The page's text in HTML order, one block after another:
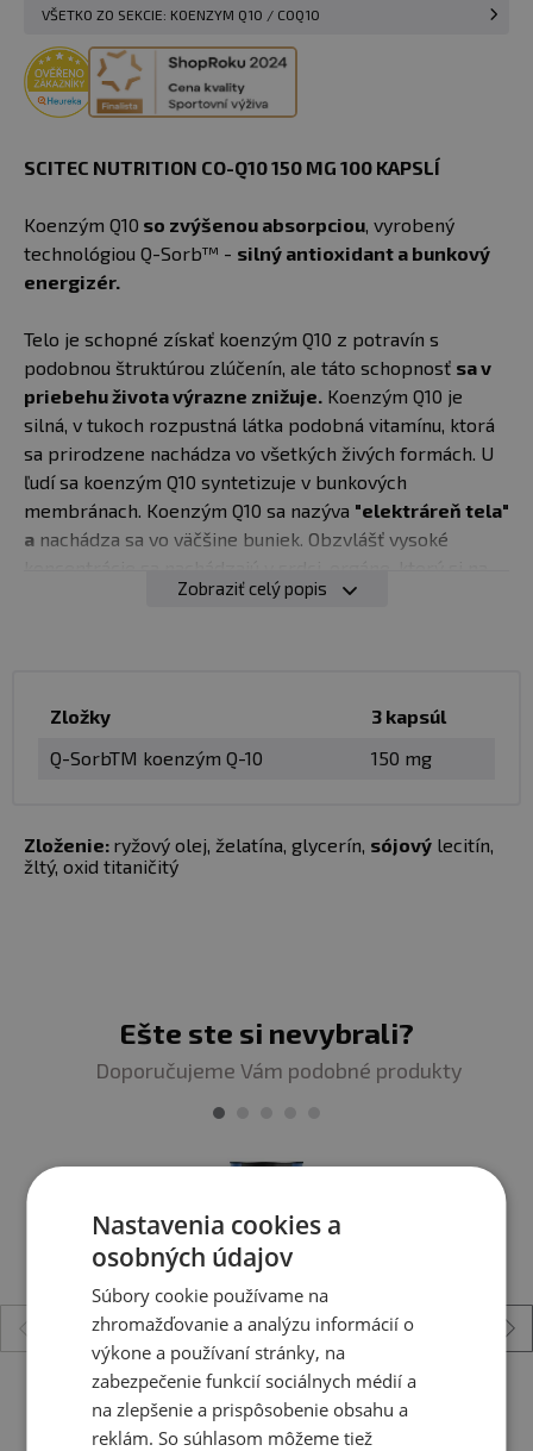
VŠETKO ZO SEKCIE: KOENZYM Q10 / COQ10
SCITEC NUTRITION CO-Q10 150 MG 100 KAPSLÍ
Koenzým Q10 so zvýšenou absorpciou, vyrobený
technológiou Q-Sorb™ - silný antioxidant a bunkový
energizér.
Telo je schopné získať koenzým Q10 z potravín s
podobnou štruktúrou zlúčenín, ale táto schopnosť sa v
priebehu života výrazne znižuje. Koenzým Q10 je
silná, v tukoch rozpustná látka podobná vitamínu, ktorá
sa prirodzene nachádza vo všetkých živých formách. U
ľudí sa koenzým Q10 syntetizuje v bunkových
membránach. Koenzým Q10 sa nazýva "elektráreň tela"
a nachádza sa vo väčšine buniek. Obzvlášť vysoké
normálne fungovanie vyžaduje vysoké dávky energie.
Počet dávok: 33
Neprekračujte odporúčanú dennú dávku. Uchovávajte
mimo dosahu detí! nevhodné pre deti, tehotné a
dojčiace ženy. Skladujte na suchom mieste a pri teplote
do 25 °C. Nevystavujte priamemu slnečnému žiareniu.
spôsobené nesprávnym skladovaním a používaním.
Upozornenie pre alergikov : Alergény v zložkách
výrobku sú zvýraznenétučným písmom
Zobraziť celý popis
Zložky
3 kapsúl
Q-SorbTM koenzým Q-10
150 mg
Zloženie: ryžový olej, želatína, glycerín, sójový lecitín,
žltý, oxid titaničitý
Ešte ste si nevybrali?
Doporučujeme Vám podobné produkty
Scitec Protein Delite Shake 700 g
Nastavenia cookies a
osobných údajov
Súbory cookie používame na
zhromažďovanie a analýzu informácií o
výkone a používaní stránky, na
zabezpečenie funkcií sociálnych médií a
na zlepšenie a prispôsobenie obsahu a
reklám. So súhlasom môžeme tiež